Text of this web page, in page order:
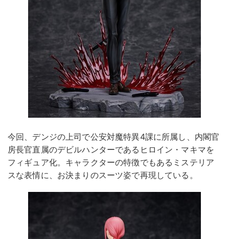
今回、デンジの上司で公安対魔特異4課に所属し、内閣官
房長官直属のデビルハンターであるヒロイン・マキマを
フィギュア化。キャラクターの特徴でもあるミステリア
スな表情に、お決まりのスーツ姿で再現している。